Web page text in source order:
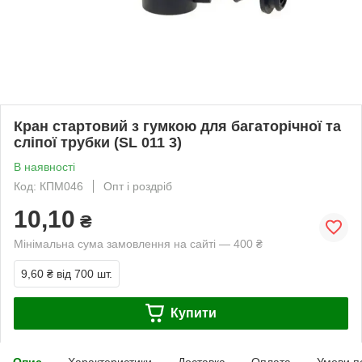
Кран стартовий з гумкою для багаторічної та
сліпої трубки (SL 011 3)
В наявності
Код: КПМ046
Опт і роздріб
10,10 ₴
Мінімальна сума замовлення на сайті — 400 ₴
9,60 ₴ від 700 шт.
Купити